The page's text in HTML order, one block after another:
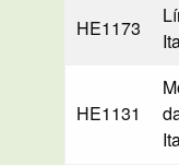
HE1173
HE1131